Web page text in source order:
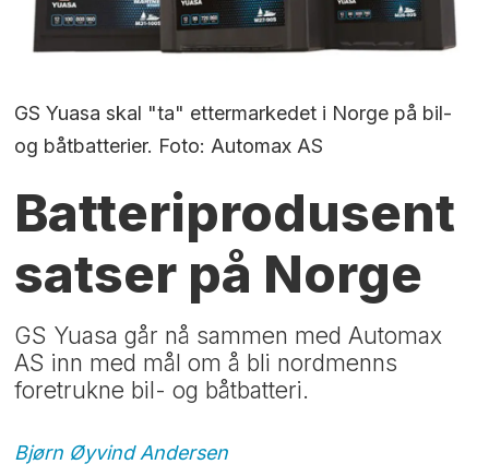
GS Yuasa skal "ta" ettermarkedet i Norge på bil-
og båtbatterier. Foto: Automax AS
Batteriprodusent
satser på Norge
GS Yuasa går nå sammen med Automax
AS inn med mål om å bli nordmenns
foretrukne bil- og båtbatteri.
Bjørn Øyvind Andersen